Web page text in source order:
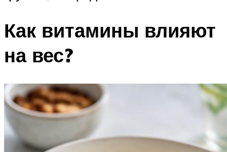
Как витамины влияют
на вес?